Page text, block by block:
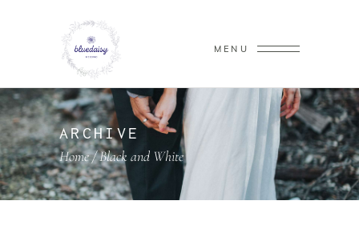
MENU
ARCHIVE
Home/Black and White